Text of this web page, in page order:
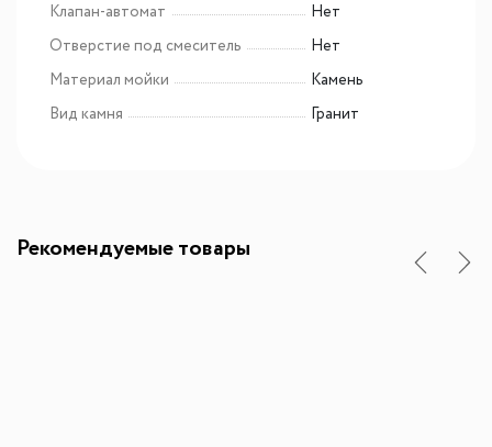
Клапан-автомат
Нет
Отверстие под смеситель
Нет
Материал мойки
Камень
Вид камня
Гранит
Рекомендуемые товары